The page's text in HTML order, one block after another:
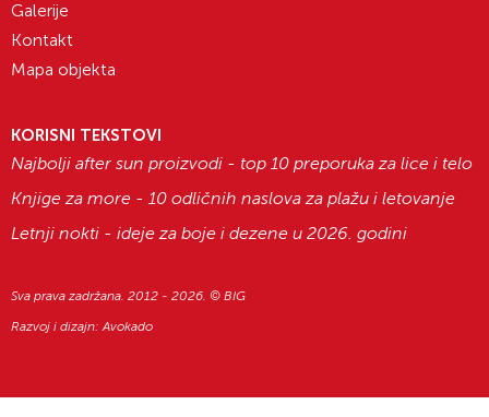
Galerije
Kontakt
Mapa objekta
KORISNI TEKSTOVI
Najbolji after sun proizvodi - top 10 preporuka za lice i telo
Knjige za more - 10 odličnih naslova za plažu i letovanje
Letnji nokti - ideje za boje i dezene u 2026. godini
Sva prava zadržana. 2012 - 2026. © BIG
Razvoj i dizajn:Avokado